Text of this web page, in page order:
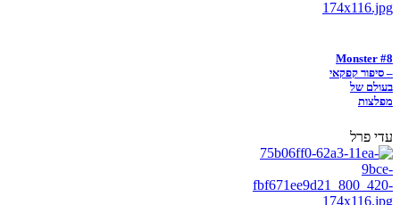
Monster #8
– סיפור קפקאי
בעולם של
מפלצות
עדי פרל